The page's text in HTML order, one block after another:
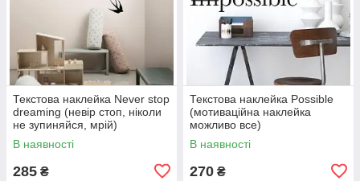
Текстова наклейка Never stop
dreaming (невір стоп, ніколи
не зупиняйся, мрій)
В наявності
285 ₴
Текстова наклейка Possible
(мотиваційна наклейка
можливо все)
В наявності
270 ₴